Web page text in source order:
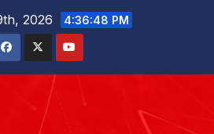
2026 4:36:49 PM